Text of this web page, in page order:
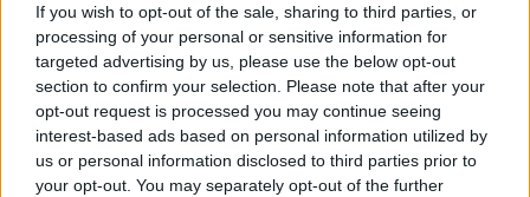
If you wish to opt-out of the sale, sharing to third parties, or
processing of your personal or sensitive information for
targeted advertising by us, please use the below opt-out
section to confirm your selection. Please note that after your
opt-out request is processed you may continue seeing
interest-based ads based on personal information utilized by
us or personal information disclosed to third parties prior to
your opt-out. You may separately opt-out of the further
Προσθέστε το ΕΘΝΟΣ στη Google
Τη διενέργειαπρο ημερησίας διάταξης
συζήτησηστη Βουλήγια την κοινωνική
πολιτική στις 6 Ιουλίου, κατόπιν αιτήματος